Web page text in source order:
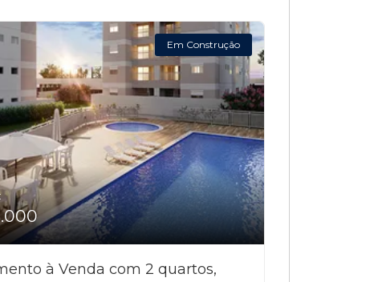
Em Construção
à Venda com 2 quartos,